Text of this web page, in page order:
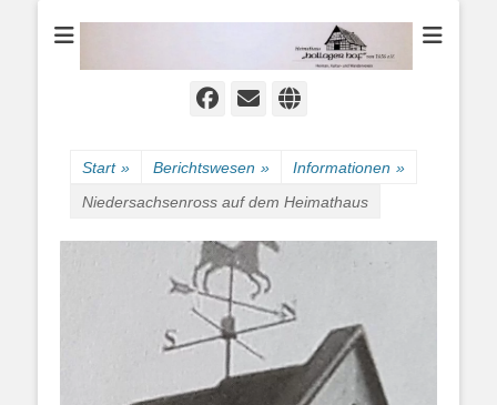
Heimathaus
Hollager Hof v.
Facebook
E-
Website
Start » Berichtswesen » Informationen »
Niedersachsenross auf dem Heimathaus